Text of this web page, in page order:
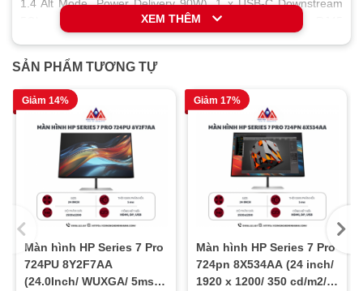
1.4 Alt Mode, Power Delivery 90W), 1 x USB-C Downstream
5Gbps, 3 x USB Type-A 5Gbps Downstream, 1 x RJ45
Phụ kiện đi kèm:
to Type-A, Cáp USB Type-C to Type-C
XEM THÊM
SẢN PHẨM TƯƠNG TỰ
Giảm 14%
Màn hình HP Series 7 Pro
724PU 8Y2F7AA
(24.0Inch/ WUXGA/ 5ms/
Giảm 17%
Màn hình HP Series 7 Pro
724pn 8X534AA (24 inch/
1920 x 1200/ 350 cd/m2/